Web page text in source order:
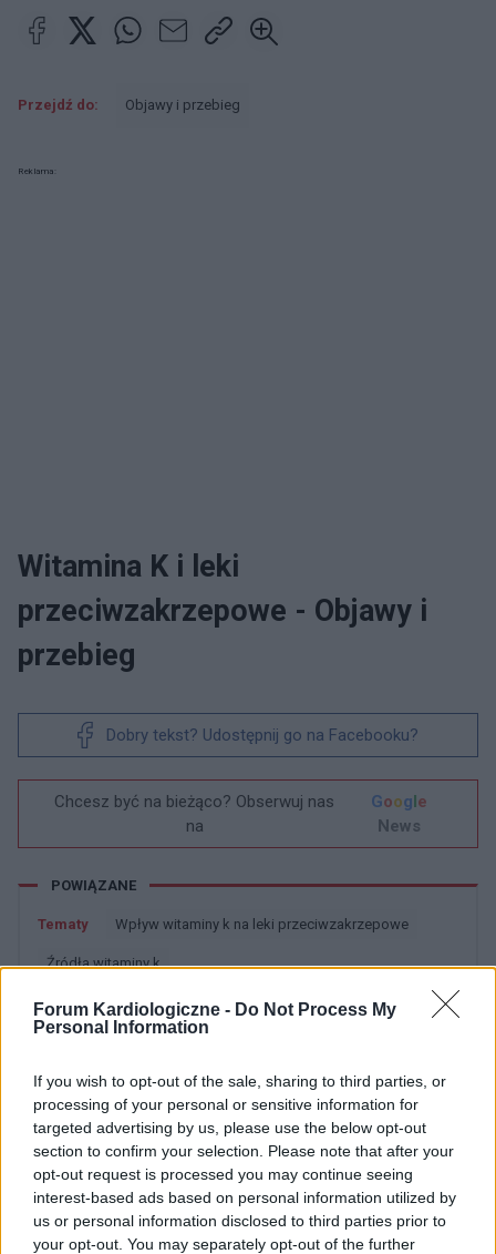
Forum Kardiologiczne - Do Not Process My
Personal Information
If you wish to opt-out of the sale, sharing to third parties, or
processing of your personal or sensitive information for
targeted advertising by us, please use the below opt-out
section to confirm your selection. Please note that after your
opt-out request is processed you may continue seeing
interest-based ads based on personal information utilized by
us or personal information disclosed to third parties prior to
your opt-out. You may separately opt-out of the further
Przejdź do: Objawy i przebieg
Reklama:
Witamina K i leki
przeciwzakrzepowe - Objawy i
przebieg
Dobry tekst? Udostępnij go na Facebooku?
Chcesz być na bieżąco? Obserwuj nas
na
Google
News
POWIĄZANE
Tematy Wpływ witaminy k na leki przeciwzakrzepowe
źródła witaminy k
Zobacz także w języku english español français
Treści i materiały zawarte w tym serwisie mają charakter
edukacyjno-informacyjny. Wydawca i redakcja serwisu nie ponosi
odpowiedzialności za efekty ich zastosowania. Przed
zastosowaniem porad i wskazówek zawartych w serwisie, należy
bezwzględnie skonsultować się z lekarzem.